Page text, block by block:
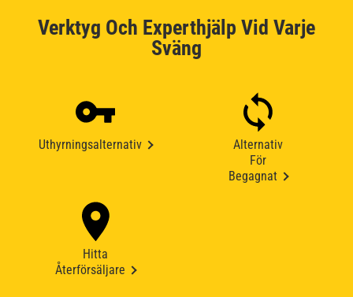
Verktyg Och Experthjälp Vid Varje
Sväng
Uthyrningsalternativ
Alternativ
För
Begagnat
Hitta
Återförsäljare